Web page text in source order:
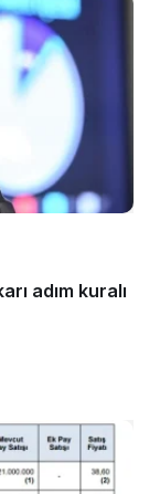
adım kuralı